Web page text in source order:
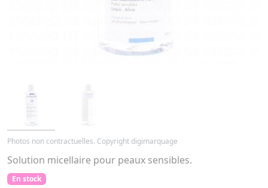
Photos non contractuelles. Copyright digimarquage
Solution micellaire pour peaux sensibles.
En stock